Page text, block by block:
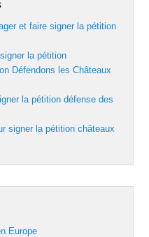
et faire signer la pétition
signer la pétition
Défendons les Châteaux
la pétition défense des
signer la pétition châteaux
Europe